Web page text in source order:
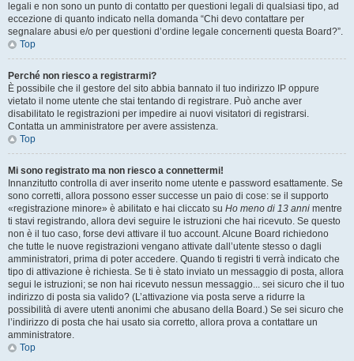
legali e non sono un punto di contatto per questioni legali di qualsiasi tipo, ad
eccezione di quanto indicato nella domanda “Chi devo contattare per
segnalare abusi e/o per questioni d’ordine legale concernenti questa Board?”.
Top
Perché non riesco a registrarmi?
È possibile che il gestore del sito abbia bannato il tuo indirizzo IP oppure
vietato il nome utente che stai tentando di registrare. Può anche aver
disabilitato le registrazioni per impedire ai nuovi visitatori di registrarsi.
Contatta un amministratore per avere assistenza.
Top
Mi sono registrato ma non riesco a connettermi!
Innanzitutto controlla di aver inserito nome utente e password esattamente. Se
sono corretti, allora possono esser successe un paio di cose: se il supporto
«registrazione minore» è abilitato e hai cliccato su Ho meno di 13 anni mentre
ti stavi registrando, allora devi seguire le istruzioni che hai ricevuto. Se questo
non è il tuo caso, forse devi attivare il tuo account. Alcune Board richiedono
che tutte le nuove registrazioni vengano attivate dall’utente stesso o dagli
amministratori, prima di poter accedere. Quando ti registri ti verrà indicato che
tipo di attivazione è richiesta. Se ti è stato inviato un messaggio di posta, allora
segui le istruzioni; se non hai ricevuto nessun messaggio... sei sicuro che il tuo
indirizzo di posta sia valido? (L’attivazione via posta serve a ridurre la
possibilità di avere utenti anonimi che abusano della Board.) Se sei sicuro che
l’indirizzo di posta che hai usato sia corretto, allora prova a contattare un
amministratore.
Top